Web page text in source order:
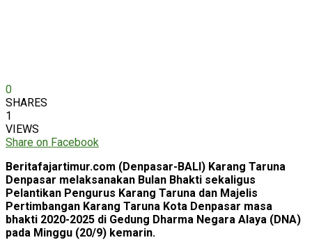
0
SHARES
1
VIEWS
Share on Facebook
Beritafajartimur.com (Denpasar-BALI) Karang Taruna
Denpasar melaksanakan Bulan Bhakti sekaligus
Pelantikan Pengurus Karang Taruna dan Majelis
Pertimbangan Karang Taruna Kota Denpasar masa
bhakti 2020-2025 di Gedung Dharma Negara Alaya (DNA)
pada Minggu (20/9) kemarin.